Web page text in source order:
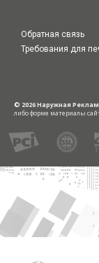
Обратная связь
Требования для
© 2026 Наружная
либо форме материалы